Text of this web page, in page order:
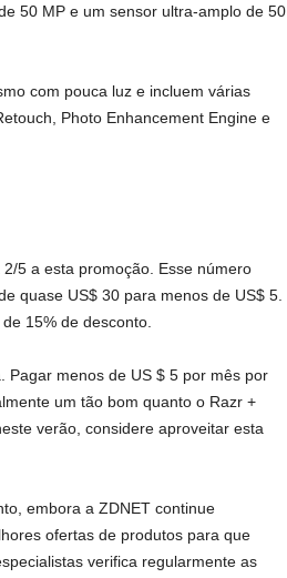
50 MP e um sensor ultra-amplo de 50
com pouca luz e incluem várias
Photo Enhancement Engine e
5 a esta promoção. Esse número
quase US$ 30 para menos de US$ 5.
15% de desconto.
Pagar menos de US $ 5 por mês por
um tão bom quanto o Razr +
verão, considere aproveitar esta
embora a ZDNET continue
ofertas de produtos para que
verifica regularmente as